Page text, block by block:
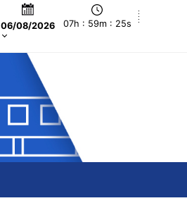
06/08/2026 07h : 59m : 25s